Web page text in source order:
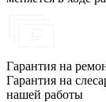
Гарантия на
Гарантия на
нашей работы